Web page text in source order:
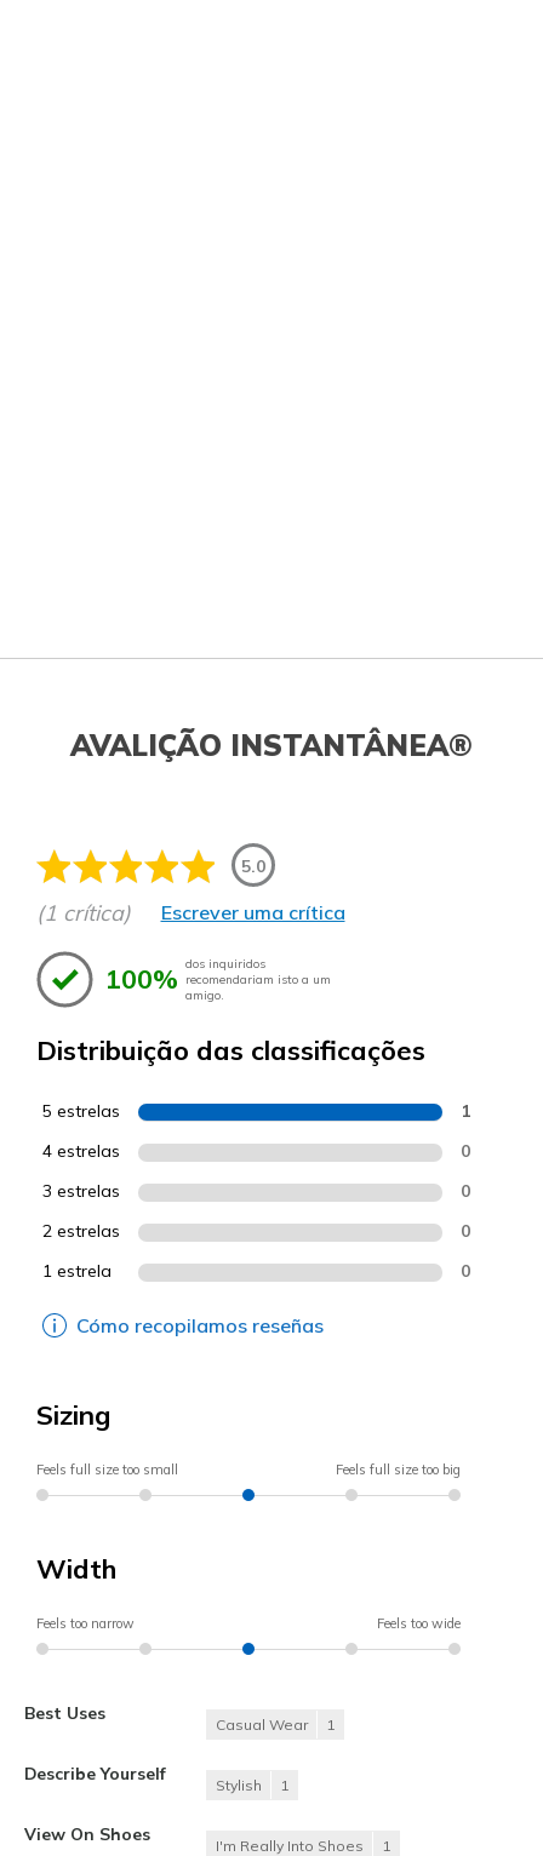
AVALIÇÃO INSTANTÂNEA®
5.0
(1 crítica) Escrever uma crítica
100% dos inquiridos
recomendariam isto a um
amigo.
Distribuição das classificações
5 estrelas 1
4 estrelas 0
3 estrelas 0
2 estrelas 0
1 estrela 0
Cómo recopilamos reseñas
Sizing
Feels full size too small Feels full size too big
Width
Feels too narrow Feels too wide
Best Uses
Casual Wear 1
Describe Yourself
Stylish 1
View On Shoes
I'm Really Into Shoes 1